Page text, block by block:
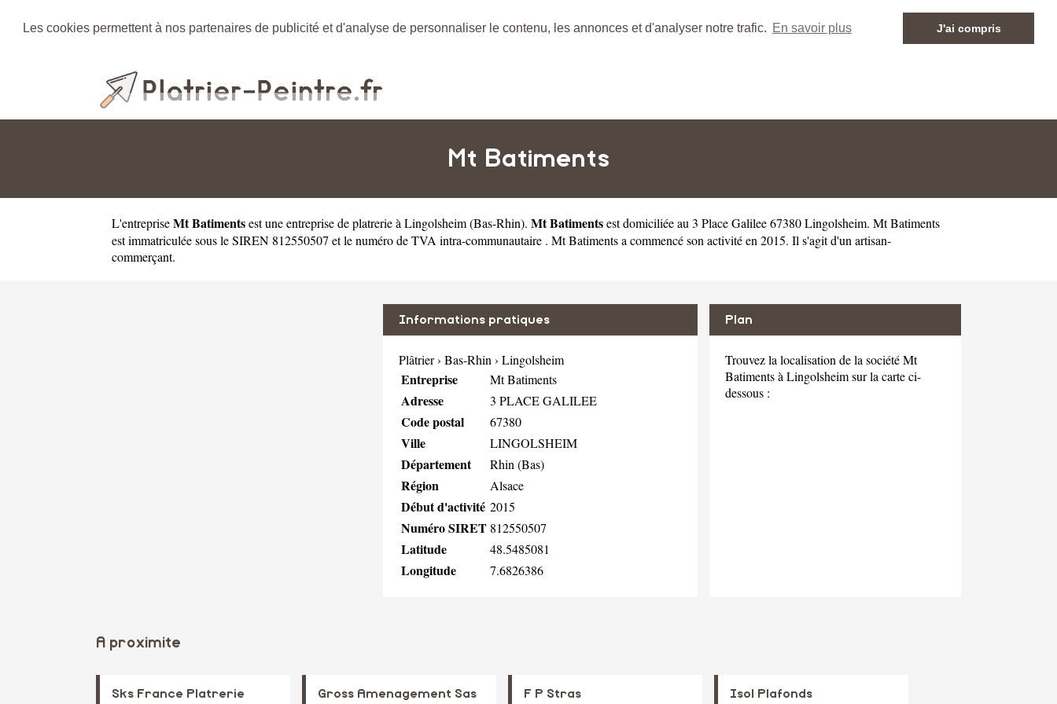
Les cookies permettent à nos partenaires de publicité et d'analyse de personnaliser le contenu, les annonces et d'analyser notre trafic. En savoir plus J'ai compris
Mt Batiments
L'entrepriseMt Batimentsest uneentreprise de platrerie à Lingolsheim(Bas-Rhin). Mt Batimentsest domiciliée au 3 Place Galilee 67380 Lingolsheim. Mt Batiments
est immatriculée sous le SIREN 812550507 et le numéro de TVA intra-communautaire . Mt Batiments a commencé son activité en 2015. Il s'agit d'un artisan-
commerçant.
Informations pratiques
Plâtrier› Bas-Rhin › Lingolsheim
Entreprise Mt Batiments
Adresse 3 PLACE GALILEE
Code postal 67380
Ville LINGOLSHEIM
Département Rhin (Bas)
Région Alsace
Début d'activité 2015
Numéro SIRET 812550507
Latitude 48.5485081
Longitude 7.6826386
Plan
Trouvez la localisation de la société Mt
Batiments à Lingolsheim sur la carte ci-
dessous :
A proximite
Sks France Platrerie Gross Amenagement Sas F P Stras Isol Plafonds